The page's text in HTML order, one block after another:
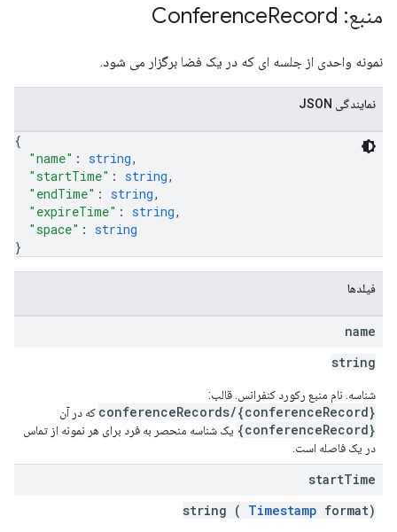
منبع: Conference Record
نمونه واحدی از جلسه ای که در یک فضا برگزار می شود.
نمایندگی JSON
{
"name" : string,
"startTime" : string,
"endTime" : string,
"expireTime" : string,
"space" : string
}
فیلدها
name
string
شناسه. نام منبع رکورد کنفرانس. قالب:
conferenceRecords/{conferenceRecord} که در آن
{conferenceRecord}
یک شناسه منحصر به فرد برای هر نمونه از تماس
در یک فاصله است.
startTime
string ( Timestamp format)